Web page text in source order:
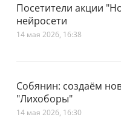
Посетители акции
нейросети
14 мая 2026, 16:38
Собянин: создаём
"Лихоборы"
14 мая 2026, 16:30